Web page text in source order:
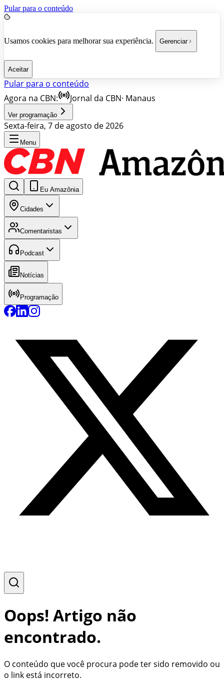
Pular para o conteúdo
Usamos cookies para melhorar sua experiência. Gerenciar
Aceitar
Pular para o conteúdo
Agora na CBN:
Jornal da CBN· Manaus
Ver programação
Sexta-feira, 7 de agosto de 2026
Menu
Eu Amazônia
Cidades
Comentaristas
Podcast
Notícias
Programação
Oops! Artigo não
encontrado.
O conteúdo que você procura pode ter sido removido ou
o link está incorreto.